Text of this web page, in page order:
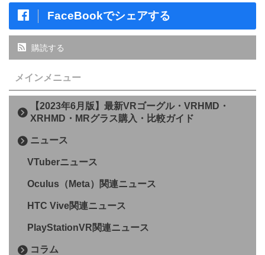
FaceBookでシェアする
購読する
メインメニュー
【2023年6月版】最新VRゴーグル・VRHMD・
XRHMD・MRグラス購入・比較ガイド
ニュース
VTuberニュース
Oculus（Meta）関連ニュース
HTC Vive関連ニュース
PlayStationVR関連ニュース
コラム